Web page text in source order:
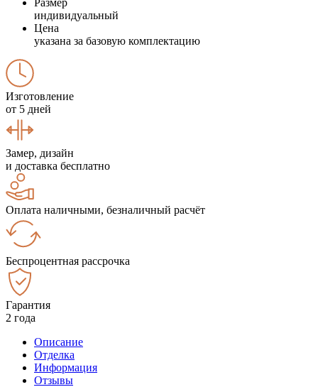
индивидуальный
Цена
указана за базовую комплектацию
Изготовление
от 5 дней
Замер, дизайн
и доставка бесплатно
Оплата наличными, безналичный расчёт
Беспроцентная рассрочка
Гарантия
2 года
Описание
Отделка
Информация
Отзывы